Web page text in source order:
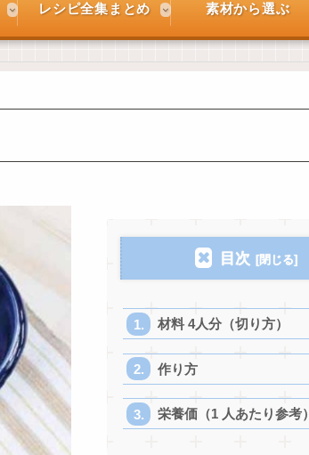
レシピ全集まとめ 素材から選ぶ
目次
材料 4人分（切り方）
作り方
栄養価（1 人あたり参考）